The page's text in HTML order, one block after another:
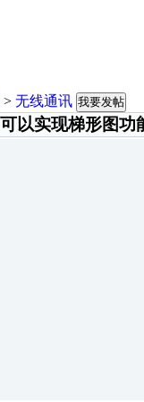
> 无线通讯 我要发帖
以实现梯形图功